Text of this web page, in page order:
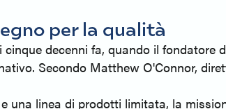
per la qualità
decenni fa, quando il fondatore
Secondo Matthew O'Connor,
una linea di prodotti limitata, la